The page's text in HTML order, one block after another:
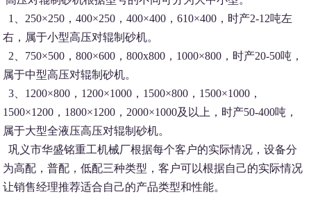
1、250×250，400×250，400×400，610×400，时产2-12吨左
右，属于小型高压对辊制砂机。
2、750×500，800×600，800x800，1000×800，时产20-50吨，
属于中型高压对辊制砂机。
3、1200×800，1200×1000，1500×800，1500×1000，
1500×1200，1800×1200，2000×1000及以上，时产50-400吨，
属于大型全液压高压对辊制砂机。
巩义市华盛铭重工机械厂根据每个客户的实际情况，设备分
为高配，普配，低配三种类型，客户可以根据自己的实际情况
让销售经理推荐适合自己的产品类型和性能。